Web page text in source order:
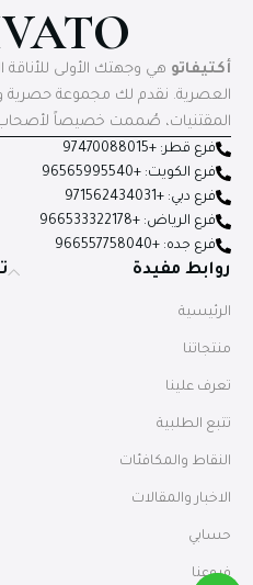
أكتيفاتو هي وجهتك الأولى للأناقة
العصرية. نقدم لك مجموعة حصرية
المقتنيات، صُممت خصيصاً لأصحاب
فرع قطر: +97470088015
فرع الكويت: +96565995540
فرع دبي: +971562434031
فرع الرياض: +966533322178
فرع جده: +966557758040
روابط مفيدة
الرئيسية
منتجاتنا
تعرف علينا
تتبع الطلبية
النقاط والمكافئات
الاخبار والمقالات
حسابي
فروعنا